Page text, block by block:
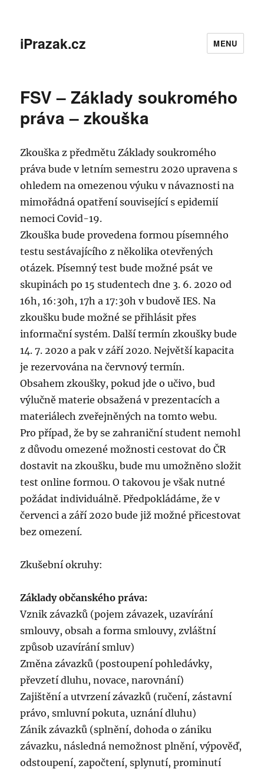
iPrazak.cz MENU
FSV – Základy soukromého
práva – zkouška
Zkouška z předmětu Základy soukromého
práva bude v letním semestru 2020 upravena s
ohledem na omezenou výuku v návaznosti na
mimořádná opatření související s epidemií
nemoci Covid-19.
Zkouška bude provedena formou písemného
testu sestávajícího z několika otevřených
otázek. Písemný test bude možné psát ve
skupinách po 15 studentech dne 3. 6. 2020 od
16h, 16:30h, 17h a 17:30h v budově IES. Na
zkoušku bude možné se přihlásit přes
informační systém. Další termín zkoušky bude
14. 7. 2020 a pak v září 2020. Největší kapacita
je rezervována na červnový termín.
Obsahem zkoušky, pokud jde o učivo, bud
výlučně materie obsažená v prezentacích a
materiálech zveřejněných na tomto webu.
Pro případ, že by se zahraniční student nemohl
z důvodu omezené možnosti cestovat do ČR
dostavit na zkoušku, bude mu umožněno složit
test online formou. O takovou je však nutné
požádat individuálně. Předpokládáme, že v
červenci a září 2020 bude již možné přicestovat
bez omezení.
Zkušební okruhy:
Základy občanského práva:
Vznik závazků (pojem závazek, uzavírání
smlouvy, obsah a forma smlouvy, zvláštní
způsob uzavírání smluv)
Změna závazků (postoupení pohledávky,
převzetí dluhu, novace, narovnání)
Zajištění a utvrzení závazků (ručení, zástavní
právo, smluvní pokuta, uznání dluhu)
Zánik závazků (splnění, dohoda o zániku
závazku, následná nemožnost plnění, výpověď,
odstoupení, započtení, splynutí, prominutí